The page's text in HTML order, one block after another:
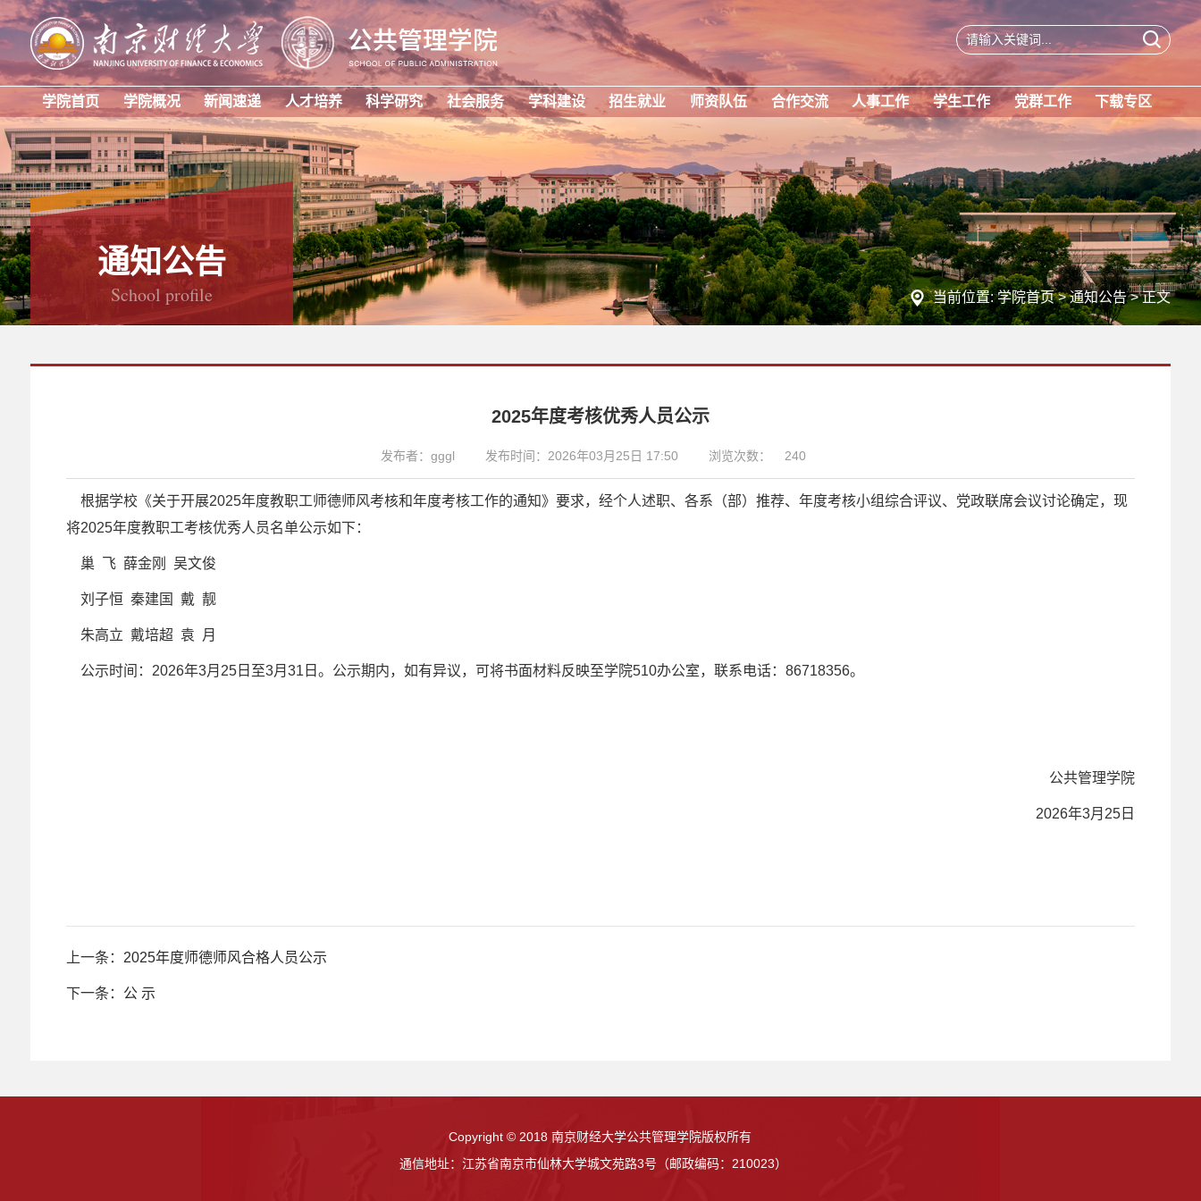
学院首页 学院概况 新闻速递 人才培养 科学研究 社会服务 学科建设 招生就业 师资队伍 合作交流 人事工作 学生工作 党群工作 下载专区
通知公告
School profile 当前位置:学院首页>通知公告> 正文
2025年度考核优秀人员公示
发布者：gggl 发布时间：2026年03月25日 17:50 浏览次数： 240
根据学校《关于开展2025年度教职工师德师风考核和年度考核工作的通知》要求，经个人述职、各系（部）推荐、年度考核小组综合评议、党政联席会议讨论确定，现
将2025年度教职工考核优秀人员名单公示如下：
巢 飞 薛金刚 吴文俊
刘子恒 秦建国 戴 靓
朱高立 戴培超 袁 月
公示时间：2026年3月25日至3月31日。公示期内，如有异议，可将书面材料反映至学院510办公室，联系电话：86718356。
公共管理学院
2026年3月25日
上一条： 2025年度师德师风合格人员公示
下一条： 公 示
Copyright © 2018 南京财经大学公共管理学院版权所有
通信地址：江苏省南京市仙林大学城文苑路3号（邮政编码：210023）